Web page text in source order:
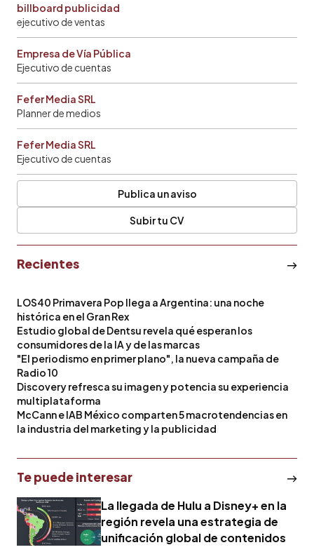
billboard publicidad
ejecutivo de ventas
Empresa de Vía Pública
Ejecutivo de cuentas
Fefer Media SRL
Planner de medios
Fefer Media SRL
Ejecutivo de cuentas
Publica un aviso
Subir tu CV
Recientes
LOS40 Primavera Pop llega a Argentina: una noche
histórica en el Gran Rex
Estudio global de Dentsu revela qué esperan los
consumidores de la IA y de las marcas
"El periodismo en primer plano", la nueva campaña de
Radio 10
Discovery refresca su imagen y potencia su experiencia
multiplataforma
McCann e IAB México comparten 5 macrotendencias en
la industria del marketing y la publicidad
Te puede interesar
La llegada de Hulu a Disney+ en la
región revela una estrategia de
unificación global de contenidos